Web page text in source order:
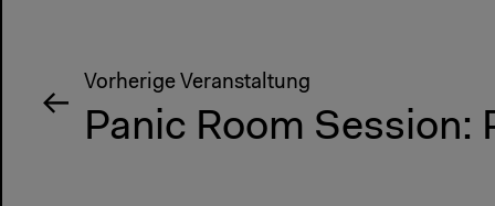
Vorherige Veranstaltung
Panic Room Session: